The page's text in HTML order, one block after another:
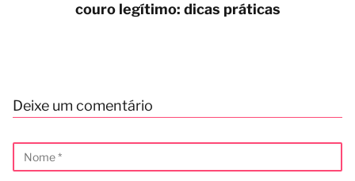
couro legítimo: dicas práticas
Deixe um comentário